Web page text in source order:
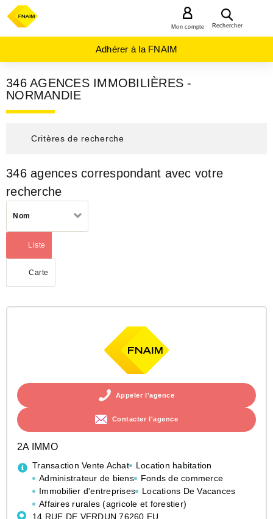
Rechercher
Mon compte
Adhérer à la FNAIM
346 AGENCES IMMOBILIÈRES -
NORMANDIE
Critères de recherche
AGENCES
NORMANDIE
346 agences correspondant avec votre
recherche
par
Nom
Liste
Carte
(activé)
Rechercher quand je déplace la carte
Appeler l'agence
Contacter l'agence
2A IMMO
Transaction Vente Achat
Location habitation
Administrateur de biens
Fonds de commerce
Immobilier d'entreprises
Locations De Vacances
Affaires rurales (agricole et forestier)
14 RUE DE VERDUN 76260 EU